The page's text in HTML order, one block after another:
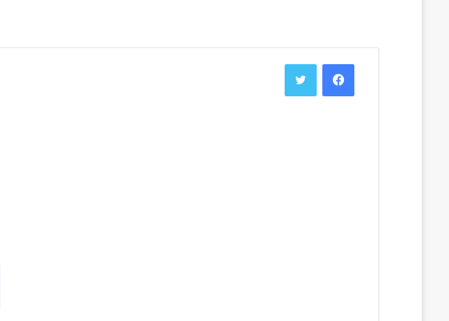
فيسبوك تويتر